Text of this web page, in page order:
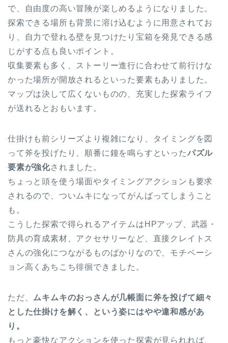
で、自由度の高い冒険が楽しめるようになりました。
探索できる場所も背景に溶け込むように用意されてお
り、自力で登れる壁を見つけたり宝箱を発見できる感
じがする点も良いポイント。
収集要素も多く、ストーリー進行に合わせて前行けな
かった場所が開放されるといった要素もありました。
マップは決して広くないものの、充実した探索ライフ
が送れるとおもいます。
仕掛けも前シリーズより複雑になり、タイミングを図
って斧を投げたり、順番に鐘を鳴らすといったパズル
要素が強化されました。
ちょっと頭を使う場面やタイミングアクションも要求
されるので、ついムキになってがんばってしまうこと
も。
こうした探索で得られるアイテムはHPアップ、武器・
防具の育成素材、アクセサリーなど、直接クレイトス
さんの強化につながるものばかりなので、モチベーシ
ョン高くあちこち徘徊できました。
ただ、 ムキムキのおっさんが几帳面に斧を投げて細々
とした仕掛けを解く、という姿にはやや違和感があ
り。
もっと豪快なアクションを使った探索が見られれば、